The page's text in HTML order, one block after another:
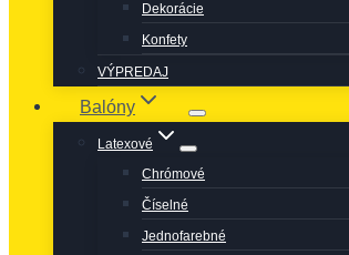
Dekorácie
Konfety
VÝPREDAJ
Balóny
Latexové
Chrómové
Číselné
Jednofarebné